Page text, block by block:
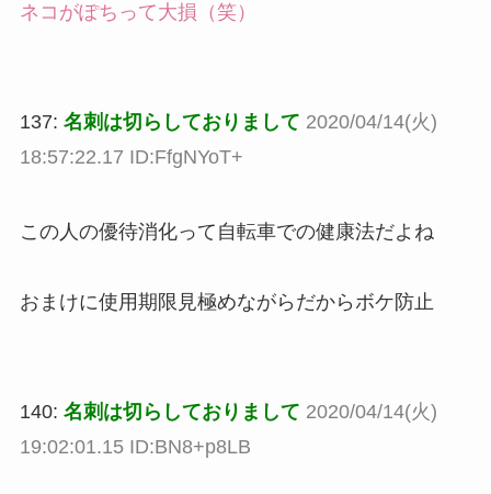
ネコがぽちって大損（笑）
137: 名刺は切らしておりまして 2020/04/14(火)
18:57:22.17 ID:FfgNYoT+
この人の優待消化って自転車での健康法だよね
おまけに使用期限見極めながらだからボケ防止
140: 名刺は切らしておりまして 2020/04/14(火)
19:02:01.15 ID:BN8+p8LB